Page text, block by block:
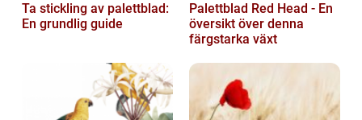
Ta stickling av palettblad:
En grundlig guide
Palettblad Red Head - En
översikt över denna
färgstarka växt